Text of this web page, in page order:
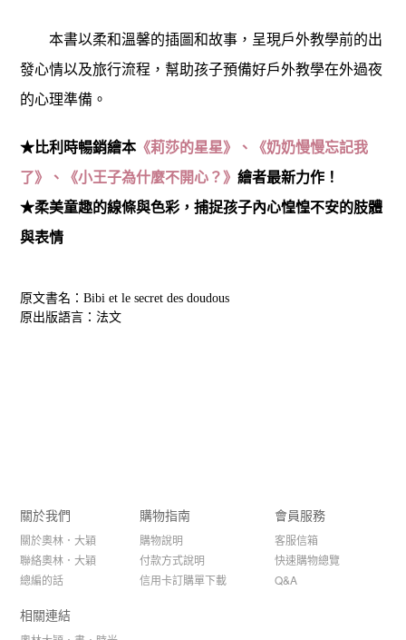
本書以柔和溫馨的插圖和故事，呈現戶外教學前的出
發心情以及旅行流程，幫助孩子預備好戶外教學在外過夜
的心理準備。
★比利時暢銷繪本《莉莎的星星》、《奶奶慢慢忘記我
了》、《小王子為什麼不開心 ？》繪者最新力作！
★柔美童趣的線條與色彩，捕捉孩子內心惶惶不安的肢體
與表情
原文書名：Bibi et le secret des doudous
原出版語言：法文
關於我們
關於奧林．大穎
聯絡奧林．大穎
總編的話
購物指南
購物說明
付款方式說明
信用卡訂購單下載
會員服務
客服信箱
快速購物總覽
Q&A
相關連結